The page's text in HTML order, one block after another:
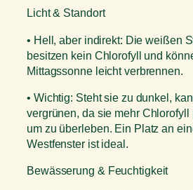
Licht & Standort
• Hell, aber indirekt: Die weißen
besitzen kein Chlorofyll und
Mittagssonne leicht verbrennen.
• Wichtig: Steht sie zu dunkel,
vergrünen, da sie mehr Chlorofyll
um zu überleben. Ein Platz an
Westfenster ist ideal.
Bewässerung & Feuchtigkeit